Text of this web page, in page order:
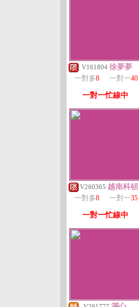
V161804 徐夢夢
一對多8 一對一40
一對一忙線中
V260365 越南科頓
一對多8 一對一35
一對一忙線中